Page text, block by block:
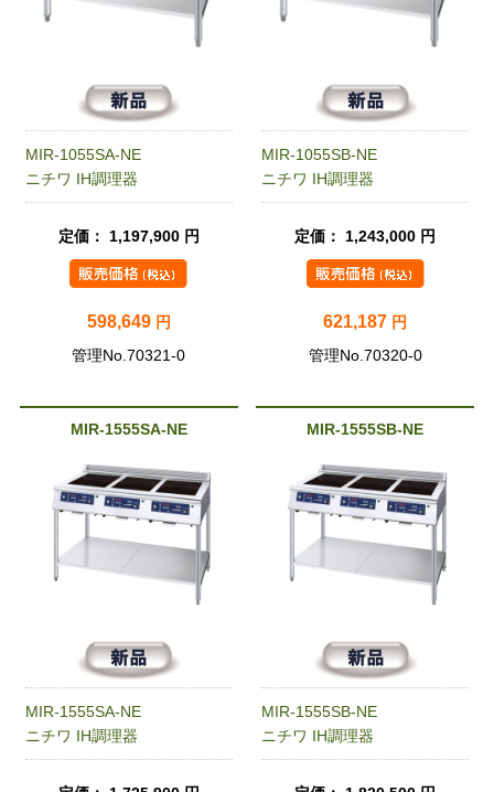
MIR-1055SA-NE
ニチワ IH調理器
定価： 1,197,900 円
598,649 円
管理No.70321-0
MIR-1055SB-NE
ニチワ IH調理器
定価： 1,243,000 円
621,187 円
管理No.70320-0
MIR-1555SA-NE
MIR-1555SA-NE
ニチワ IH調理器
MIR-1555SB-NE
MIR-1555SB-NE
ニチワ IH調理器